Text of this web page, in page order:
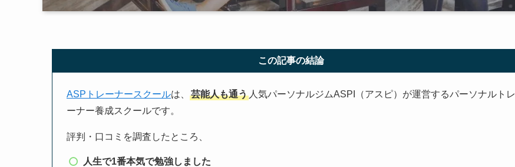
この記事の結論
ASPトレーナースクールは、 芸能人も通う 人気パーソナルジムASPI（アスピ）が運営するパーソナルトレ
ーナー養成スクールです。
評判・口コミを調査したところ、
人生で1番本気で勉強しました